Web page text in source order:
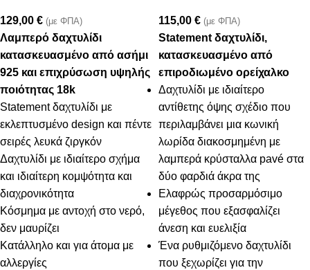
129,00 € (με ΦΠΑ)
Λαμπερό δαχτυλίδι
κατασκευασμένο από ασήμι
925 και επιχρύσωση υψηλής
ποιότητας 18k
Statement δαχτυλίδι με
εκλεπτυσμένο design και πέντε
σειρές λευκά ζιργκόν
Δαχτυλίδι με ιδιαίτερο σχήμα
και ιδιαίτερη κομψότητα και
διαχρονικότητα
Κόσμημα με αντοχή στο νερό,
δεν μαυρίζει
Κατάλληλο και για άτομα με
αλλεργίες
115,00 € (με ΦΠΑ)
Statement δαχτυλίδι,
κατασκευασμένο από
επιροδιωμένο ορείχαλκο
Δαχτυλίδι με ιδιαίτερο
αντίθετης όψης σχέδιο που
περιλαμβάνει μια κωνική
λωρίδα διακοσμημένη με
λαμπερά κρύσταλλα pavé στα
δύο φαρδιά άκρα της
Ελαφρώς προσαρμόσιμο
μέγεθος που εξασφαλίζει
άνεση και ευελιξία
Ένα ρυθμιζόμενο δαχτυλίδι
που ξεχωρίζει για την